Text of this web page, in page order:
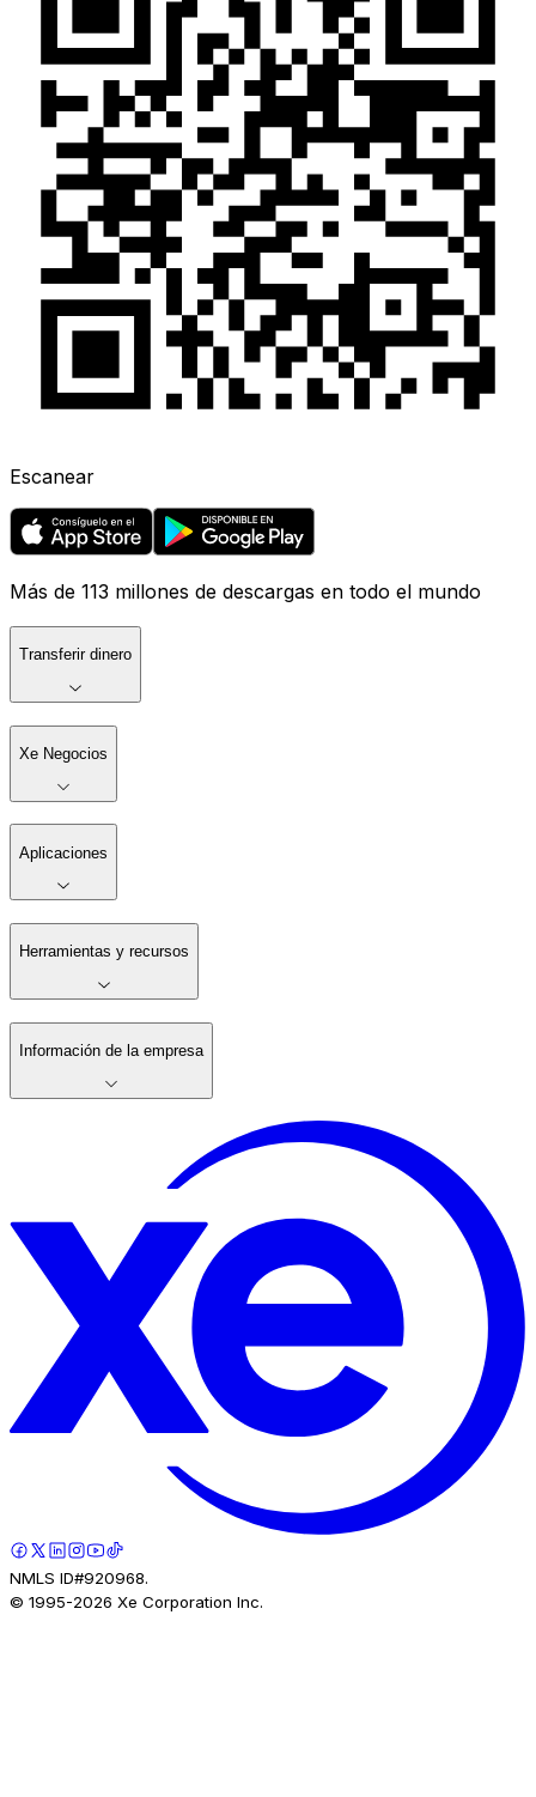
Escanear
Más de 113 millones de descargas en todo el mundo
Transferir dinero
Xe Negocios
Aplicaciones
Herramientas y recursos
Información de la empresa
NMLS ID#920968.
© 1995-2026 Xe Corporation Inc.